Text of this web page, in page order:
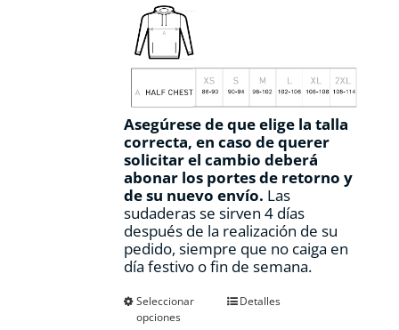
Asegúrese de que elige la talla
correcta, en caso de querer
solicitar el cambio deberá
abonar los portes de retorno y
de su nuevo envío. Las
sudaderas se sirven 4 días
después de la realización de su
pedido, siempre que no caiga en
día festivo o fin de semana.
Seleccionar
opciones
EsteDetalles